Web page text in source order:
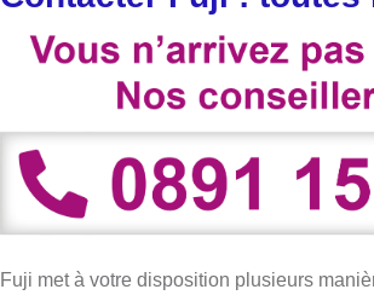
Fuji met à votre disposition plusieurs